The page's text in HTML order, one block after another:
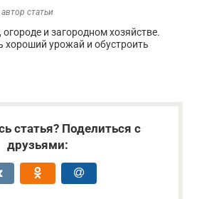
статьи
огороде и загородном хозяйстве.
урожай и обустроить
статья? Поделиться с
друзьями: